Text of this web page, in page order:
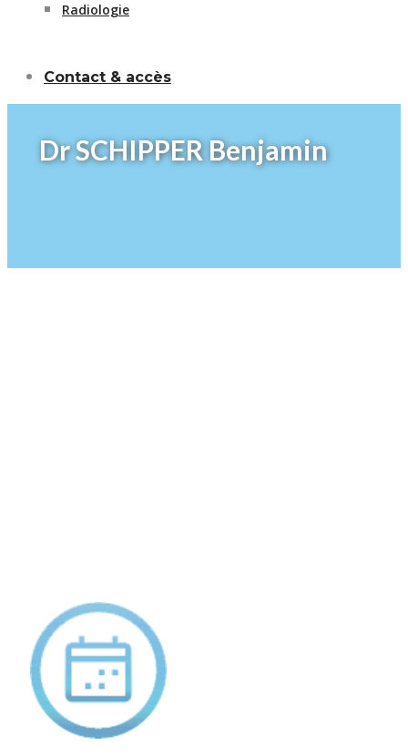
Radiologie
Contact & accès
Dr SCHIPPER Benjamin